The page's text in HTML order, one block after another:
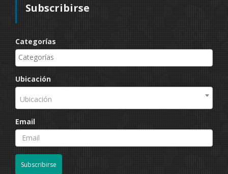
Subscribirse
Categorías
Ubicación
Ubicación
Email
Subscribirse